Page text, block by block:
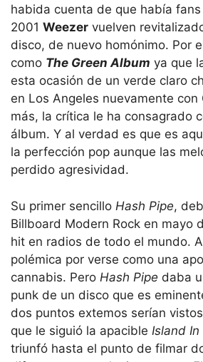
habida cuenta de que había
2001 Weezer vuelven
disco, de nuevo homónimo. Por
como The Green Album ya que
esta ocasión de un verde claro
en Los Angeles nuevamente con
más, la crítica le ha consagrado
álbum. Y al verdad es que es
la perfección pop aunque las
perdido agresividad.
Su primer sencillo Hash Pipe,
Billboard Modern Rock en mayo
hit en radios de todo el mundo.
polémica por verse como una
cannabis. Pero Hash Pipe daba
punk de un disco que es
dos puntos extemos serían
que le siguió la apacible Island In
triunfó hasta el punto de filmar